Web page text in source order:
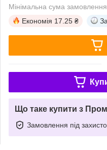
Мінімальна сума
Економія 17.25 ₴
Що таке купити з
Замовлення під